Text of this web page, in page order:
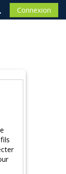
désactiver
Connexion